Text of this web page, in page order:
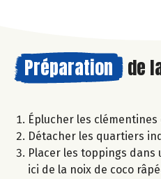
Préparation de
Éplucher les
Détacher les quartiers
Placer les toppings dans
ici de la noix de coco